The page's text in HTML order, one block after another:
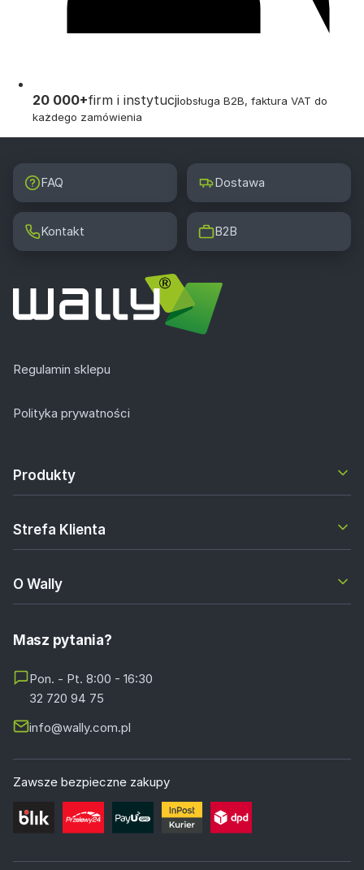
20 000+firm i instytucjiobsługa B2B, faktura VAT do
każdego zamówienia
FAQ Dostawa
Kontakt B2B
Regulamin sklepu
Polityka prywatności
Produkty
Strefa Klienta
O Wally
Masz pytania?
Pon. - Pt. 8:00 - 16:30
32 720 94 75
info@wally.com.pl
Zawsze bezpieczne zakupy